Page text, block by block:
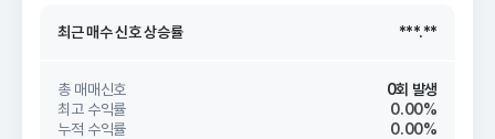
최근 매수 신호 상승률 ***.**
최근 매수 신호 ***.**
총 매매신호
0회 발생
최고 수익률
0.00%
누적 수익률
0.00%